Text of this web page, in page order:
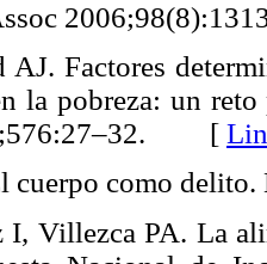
AJ. Factores
la pobreza: un
[
cuerpo como
I, Villezca PA. La